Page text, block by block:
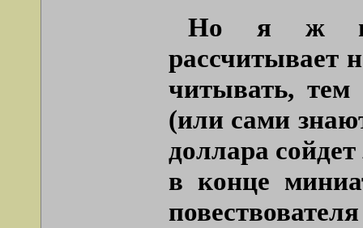
Но я ж
рассчитывает
читывать, тем
(или сами
доллара
в конце